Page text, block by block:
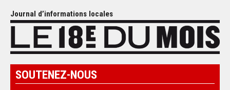
Journal d’informations locales
SOUTENEZ-NOUS